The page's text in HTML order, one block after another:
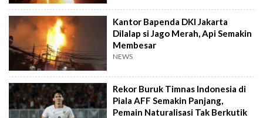
Kantor Bapenda DKI Jakarta
Dilalap si Jago Merah, Api Semakin
Membesar
NEWS
Rekor Buruk Timnas Indonesia di
Piala AFF Semakin Panjang,
Pemain Naturalisasi Tak Berkutik